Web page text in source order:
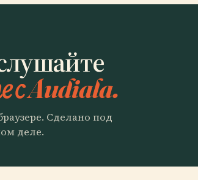
с Audiala.
Сделано под
деле.